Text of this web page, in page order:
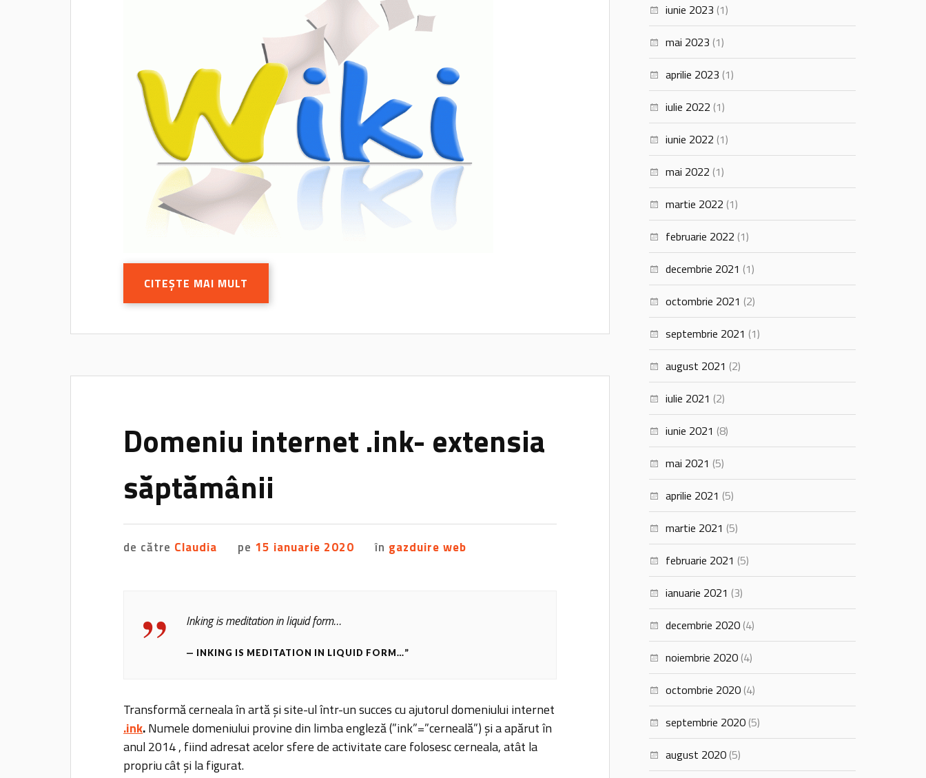
CITEȘTE MAI MULT
Domeniu internet .ink- extensia
săptămânii
de către Claudia pe 15 ianuarie 2020 în gazduire web
Inking is meditation in liquid form…
INKING IS MEDITATION IN LIQUID FORM…”
Transformă cerneala în artă și site-ul într-un succes cu ajutorul domeniului internet
.ink.Numele domeniului provine din limba engleză (”ink”=”cerneală”) și a apărut în
anul 2014 , fiind adresat acelor sfere de activitate care folosesc cerneala, atât la
propriu cât și la figurat.
iunie 2023 (1)
mai 2023 (1)
aprilie 2023 (1)
iulie 2022 (1)
iunie 2022 (1)
mai 2022 (1)
martie 2022 (1)
februarie 2022 (1)
decembrie 2021 (1)
octombrie 2021 (2)
septembrie 2021 (1)
august 2021 (2)
iulie 2021 (2)
iunie 2021 (8)
mai 2021 (5)
aprilie 2021 (5)
martie 2021 (5)
februarie 2021 (5)
ianuarie 2021 (3)
decembrie 2020 (4)
noiembrie 2020 (4)
octombrie 2020 (4)
septembrie 2020 (5)
august 2020 (5)